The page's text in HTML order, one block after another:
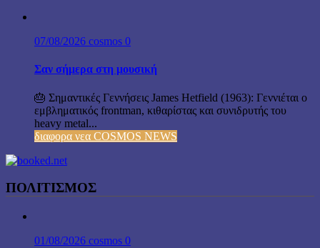
07/08/2026 cosmos 0
Σαν σήμερα στη μουσική
🎂 Σημαντικές Γεννήσεις James Hetfield (1963): Γεννιέται ο
εμβληματικός frontman, κιθαρίστας και συνιδρυτής του
heavy metal...
διαφορα νεα COSMOS NEWS
ΠΟΛΙΤΙΣΜΟΣ
01/08/2026 cosmos 0